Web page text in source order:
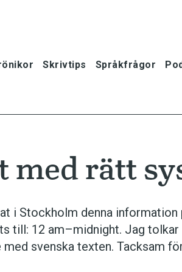
Skrivtips Språkfrågor
med rätt
i Stockholm denna information
till: 12 am–midnight. Jag tolkar
svenska texten. Tacksam